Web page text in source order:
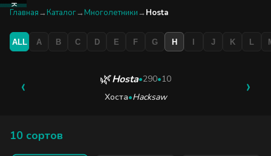
КАТАЛОГ
БУТИК
Главная→ Каталог→ Многолетники→ Hosta
ALL A B C D E F G H I J K L
‹ 🌿Hosta•290•10
Хоста•Hacksaw ›
10 сортов